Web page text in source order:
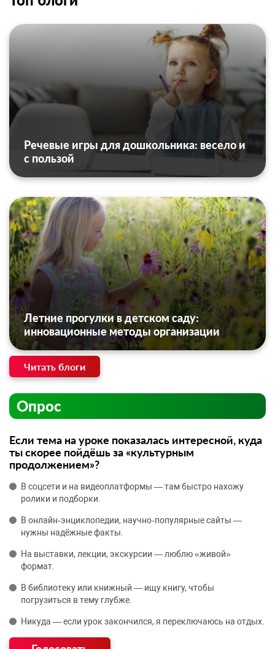
Речевые игры для дошкольника: весело и
с пользой
Летние прогулки в детском саду:
инновационные методы организации
Читать блоги
Опрос
Если тема на уроке показалась интересной, куда
ты скорее пойдёшь за «культурным
продолжением»?
В соцсети и на видеоплатформы — там быстро нахожу
ролики и подборки.
В онлайн‑энциклопедии, научно‑популярные сайты —
нужны надёжные факты.
На выставки, лекции, экскурсии — люблю «живой»
формат.
В библиотеку или книжный — ищу книгу, чтобы
погрузиться в тему глубже.
Никуда — если урок закончился, я переключаюсь на отдых.